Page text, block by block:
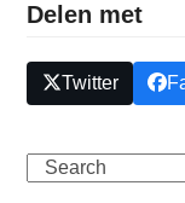
Delen met
Twitter
Search